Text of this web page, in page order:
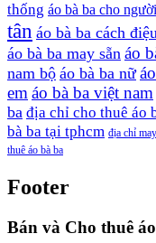
thống áo bà ba cho
tân áo bà ba cách
áo bà ba may sẵn áo
nam bộ áo bà ba nữ
em áo bà ba việt nam
ba địa chỉ cho thuê áo
bà ba tại tphcm địa chỉ
thuê áo bà ba
Footer
Bán và Cho thuê